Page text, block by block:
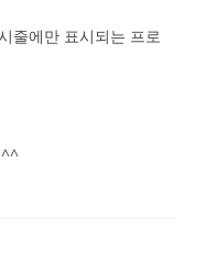
줄에만 표시되는 프로
^^